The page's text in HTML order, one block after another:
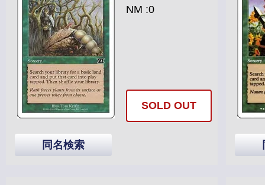
NM :0
SOLD OUT
同名検索